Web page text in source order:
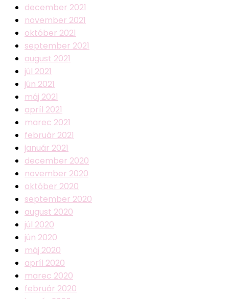
december 2021
november 2021
október 2021
september 2021
august 2021
júl 2021
jún 2021
máj 2021
apríl 2021
marec 2021
február 2021
január 2021
december 2020
november 2020
október 2020
september 2020
august 2020
júl 2020
jún 2020
máj 2020
apríl 2020
marec 2020
február 2020